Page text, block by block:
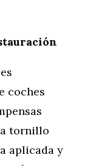
coches
tornillo
aplicada y